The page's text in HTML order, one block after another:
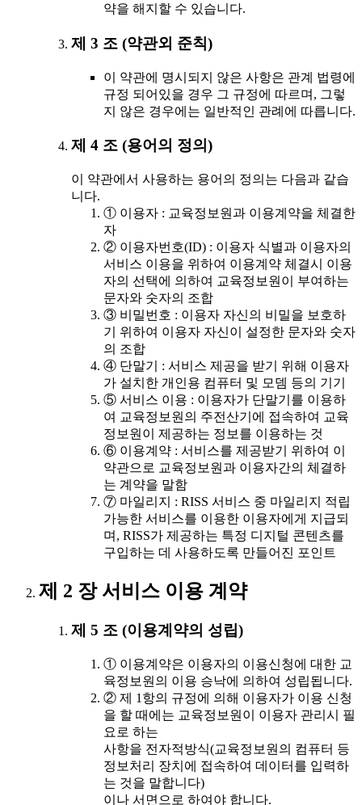
약을 해지할 수 있습니다.
제 3 조 (약관외 준칙)
이 약관에 명시되지 않은 사항은 관계 법령에
규정 되어있을 경우 그 규정에 따르며, 그렇
지 않은 경우에는 일반적인 관례에 따릅니다.
제 4 조 (용어의 정의)
이 약관에서 사용하는 용어의 정의는 다음과 같습
니다.
① 이용자 : 교육정보원과 이용계약을 체결한
자
② 이용자번호(ID) : 이용자 식별과 이용자의
서비스 이용을 위하여 이용계약 체결시 이용
자의 선택에 의하여 교육정보원이 부여하는
문자와 숫자의 조합
③ 비밀번호 : 이용자 자신의 비밀을 보호하
기 위하여 이용자 자신이 설정한 문자와 숫자
의 조합
④ 단말기 : 서비스 제공을 받기 위해 이용자
가 설치한 개인용 컴퓨터 및 모뎀 등의 기기
⑤ 서비스 이용 : 이용자가 단말기를 이용하
여 교육정보원의 주전산기에 접속하여 교육
정보원이 제공하는 정보를 이용하는 것
⑥ 이용계약 : 서비스를 제공받기 위하여 이
약관으로 교육정보원과 이용자간의 체결하
는 계약을 말함
⑦ 마일리지 : RISS 서비스 중 마일리지 적립
가능한 서비스를 이용한 이용자에게 지급되
며, RISS가 제공하는 특정 디지털 콘텐츠를
구입하는 데 사용하도록 만들어진 포인트
제 2 장 서비스 이용 계약
제 5 조 (이용계약의 성립)
① 이용계약은 이용자의 이용신청에 대한 교
육정보원의 이용 승낙에 의하여 성립됩니다.
② 제 1항의 규정에 의해 이용자가 이용 신청
을 할 때에는 교육정보원이 이용자 관리시 필
요로 하는
사항을 전자적방식(교육정보원의 컴퓨터 등
정보처리 장치에 접속하여 데이터를 입력하
는 것을 말합니다)
이나 서면으로 하여야 합니다.